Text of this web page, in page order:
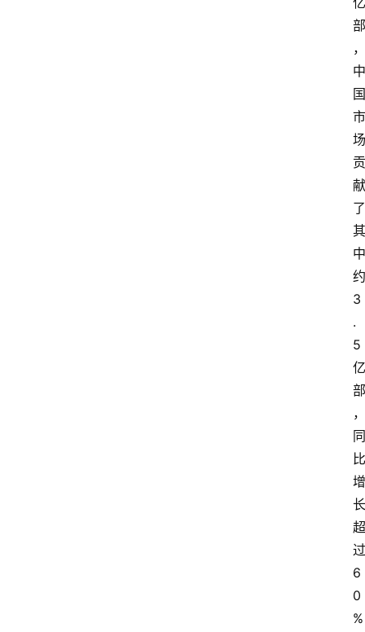
部
，
中
国
市
场
贡
献
了
其
中
约
3
.
5
亿
部
，
同
比
增
长
超
过
6
0
%